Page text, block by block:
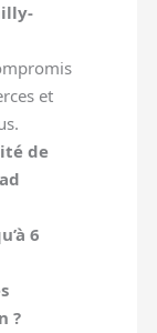
et
de
6
?